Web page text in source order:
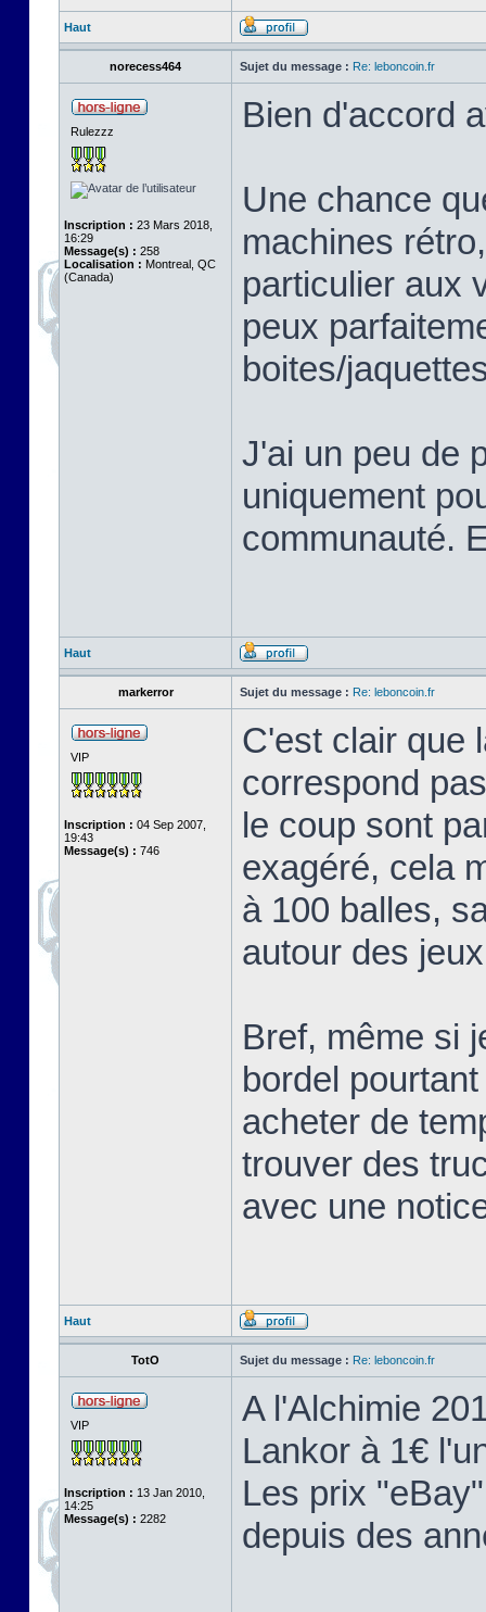
Haut
norecess464 Sujet du message : Re: leboncoin.fr
Rulezzz
Inscription : 23 Mars 2018,
16:29
Message(s) : 258
Localisation : Montreal, QC
(Canada)
Bien d'accord
Une chance
machines
particulier aux
peux
boites/
J'ai un peu de
uniquement
communauté.
Haut
markerror Sujet du message : Re: leboncoin.fr
VIP
Inscription : 04 Sep 2007,
19:43
Message(s) : 746
C'est clair que
correspond
le coup sont
exagéré, cela
à 100 balles,
autour des
Bref, même si
bordel
acheter de
trouver des
avec une
Haut
TotO Sujet du message : Re: leboncoin.fr
VIP
Inscription : 13 Jan 2010,
14:25
Message(s) : 2282
A l'Alchimie
Lankor à 1€
Les prix
depuis des